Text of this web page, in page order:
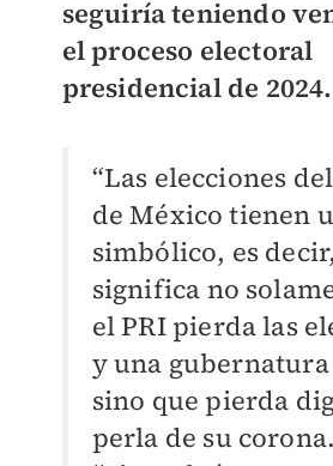
seguiría teniendo
el proceso electoral
presidencial de 2024.
“Las elecciones
de México tienen
simbólico, es
significa no
el PRI pierda las
y una gubernatura
sino que pierda
perla de su corona.